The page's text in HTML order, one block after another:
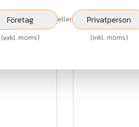
Köp
Företag
(exkl. moms)
eller Privatperson
(inkl. moms)